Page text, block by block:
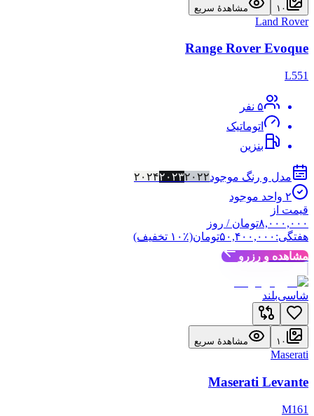
۱۰ مشاهدهٔ سریع
Land Rover
Range Rover Evoque
L551
۵ نفر
اتوماتیک
بنزین
مدل و رنگ موجود ۲۰۲۴۲۰۲۳۲۰۲۲
۲ واحد موجود
قیمت از
۸,۰۰۰,۰۰۰تومان / روز
هفتگی: ۵۰,۴۰۰,۰۰۰تومان(٪ ۱۰ تخفیف)
مشاهده و رزرو
شاسی‌بلند
۱۰ مشاهدهٔ سریع
Maserati
Maserati Levante
M161